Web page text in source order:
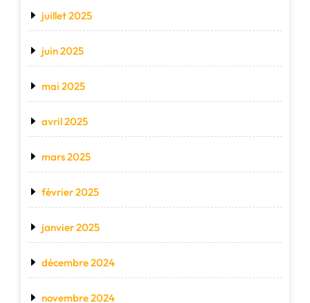
juillet 2025
juin 2025
mai 2025
avril 2025
mars 2025
février 2025
janvier 2025
décembre 2024
novembre 2024